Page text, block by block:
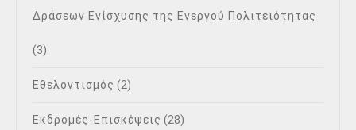
Δράσεων Ενίσχυσης της Ενεργού Πολιτειότητας
(3)
Εθελοντισμός (2)
Εκδρομές-Επισκέψεις (28)